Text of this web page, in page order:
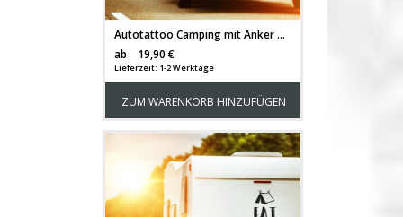
Autotattoo Camping mit Anker Heckscheibenaufkleber Wohnwagen Sticker Campingregeln Autosticker Wohnmobil M2376
ab
19,90 €
Lieferzeit: 1-2 Werktage
ZUM WARENKORB HINZUFÜGEN